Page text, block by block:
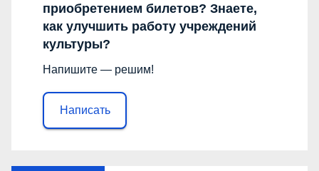
приобретением билетов? Знаете,
как улучшить работу учреждений
культуры?
Напишите — решим!
Написать